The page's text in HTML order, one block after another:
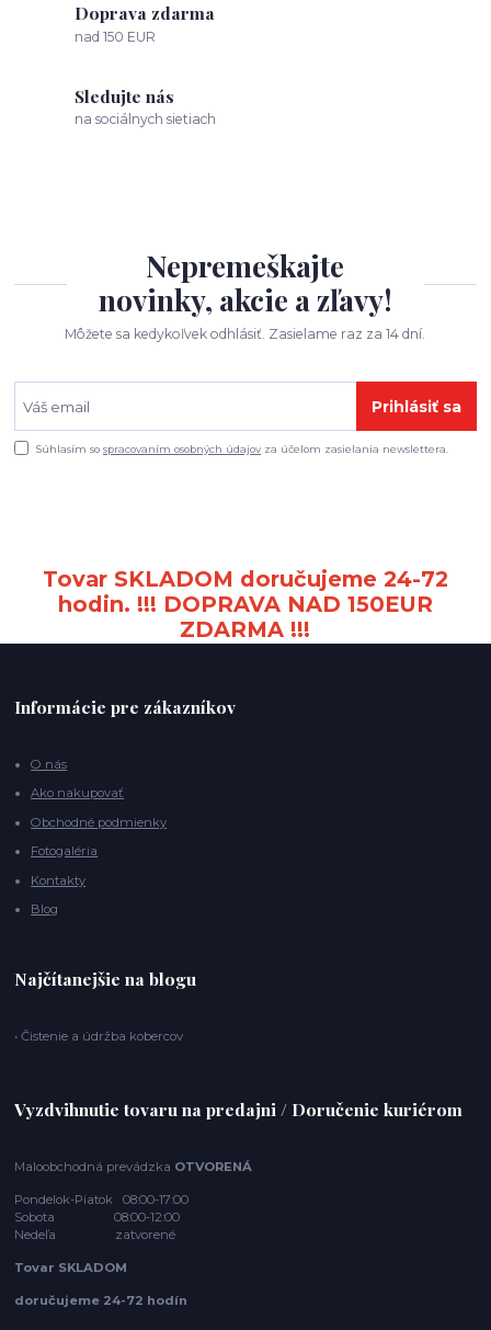
Doprava zdarma
nad 150 EUR
Sledujte nás
na sociálnych sietiach
Nepremeškajte
novinky, akcie a zľavy!
Môžete sa kedykoľvek odhlásiť. Zasielame raz za 14 dní.
Prihlásiť sa
Súhlasím sospracovaním osobných údajov za účelom zasielania newslettera.
Tovar SKLADOM doručujeme 24-72
hodin. !!! DOPRAVA NAD 150EUR
ZDARMA !!!
Informácie pre zákazníkov
O nás
Ako nakupovať
Obchodné podmienky
Fotogaléria
Kontakty
Blog
Najčítanejšie na blogu
• Čistenie a údržba kobercov
Vyzdvihnutie tovaru na predajni / Doručenie kuriérom
Maloobchodná prevádzka OTVORENÁ
Pondelok-Piatok 08:00-17:00
Sobota 08:00-12:00
Nedeľa zatvorené
Tovar SKLADOM
doručujeme 24-72 hodín